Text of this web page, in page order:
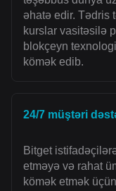
əhatə edir. Tədris
kurslar vasitəsilə
blokçeyn
kömək edib.
24/7 müştəri
Bitget
etməyə və rahat
kömək etmək